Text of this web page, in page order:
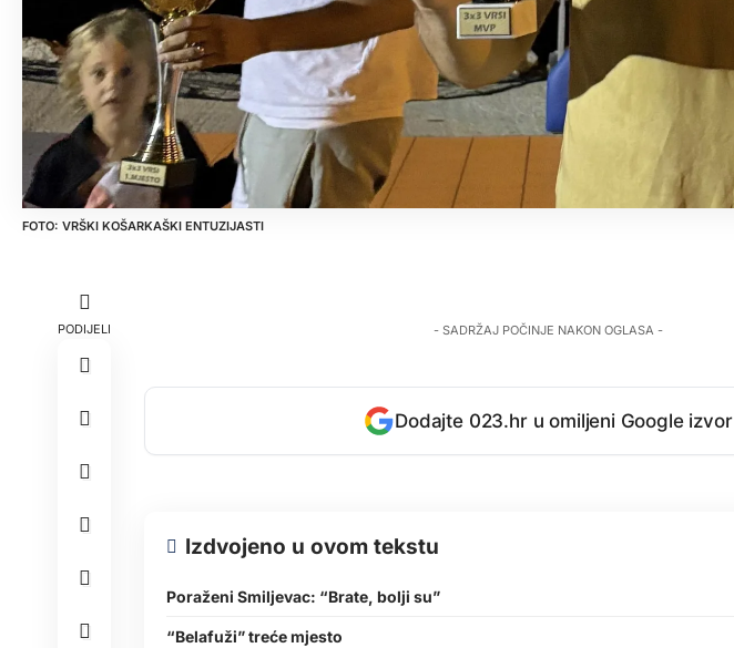
VRŠKI KOŠARKAŠKI ENTUZIJASTI
PODIJELI - SADRŽAJ POČINJE NAKON OGLASA -
Dodajte 023.hr u omiljeni Google izvor
Izdvojeno u ovom tekstu
Poraženi Smiljevac: “Brate, bolji su”
“Belafuži” treće mjesto